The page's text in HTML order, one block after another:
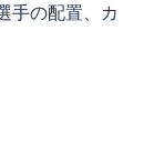
手の配置、カ